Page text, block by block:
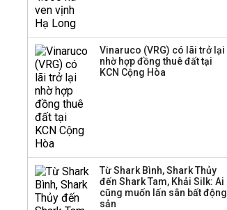
hàng
Dự án Sheraton Phú
Huấn Hoa Hồng bỗng
dưng ‘biến mất’, một
công ty khác đã giải thể
Vinaruco (VRG) có lãi trở lại
nhờ hợp đồng thuê đất tại
KCN Cộng Hòa
Từ Shark Bình, Shark Thủy
đến Shark Tam, Khải Silk: Ai
cũng muốn lấn sân bất động
sản